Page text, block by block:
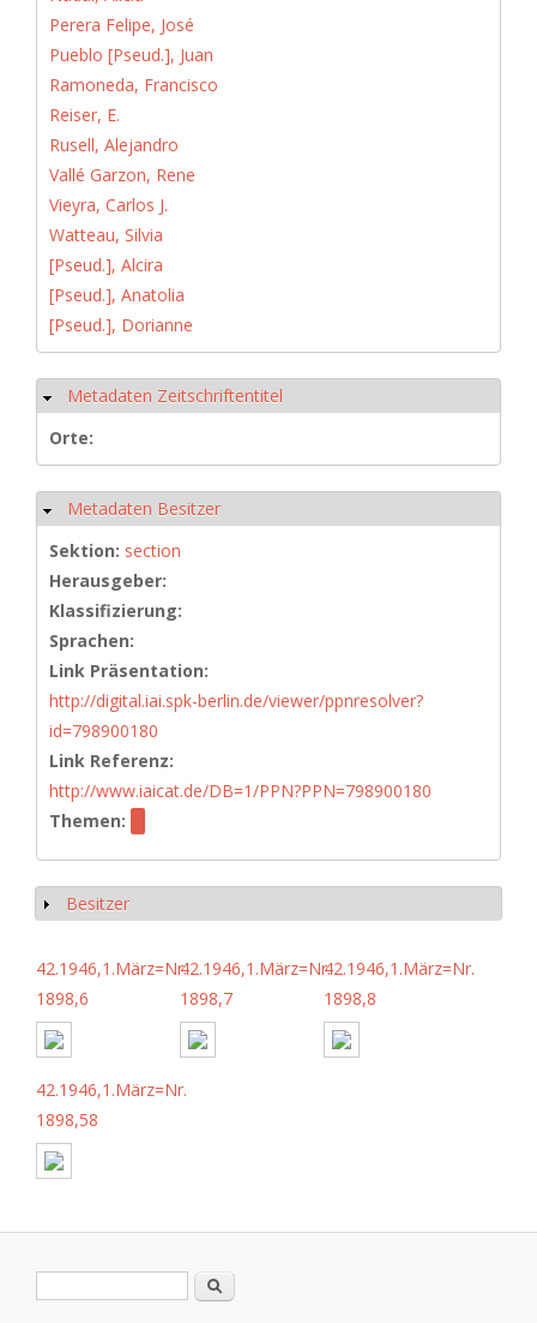
Perera Felipe, José
Pueblo [Pseud.], Juan
Ramoneda, Francisco
Reiser, E.
Rusell, Alejandro
Vallé Garzon, Rene
Vieyra, Carlos J.
Watteau, Silvia
[Pseud.], Alcira
[Pseud.], Anatolia
[Pseud.], Dorianne
Hide
Metadaten Zeitschriftentitel
Orte:
Hide
Metadaten Besitzer
Sektion: section
Herausgeber:
Klassifizierung:
Sprachen:
Link Präsentation:
http://digital.iai.spk-berlin.de/viewer/ppnresolver?
id=798900180
Link Referenz:
http://www.iaicat.de/DB=1/PPN?PPN=798900180
Themen:
Show
Besitzer
42.1946,1.März=Nr.
1898,6
42.1946,1.März=Nr.
1898,7
42.1946,1.März=Nr.
1898,8
42.1946,1.März=Nr.
1898,58
Search